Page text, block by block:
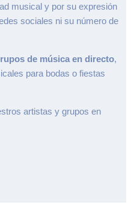
musical y por su expresión
sociales ni su número de
de música en directo,
para bodas o fiestas
artistas y grupos en